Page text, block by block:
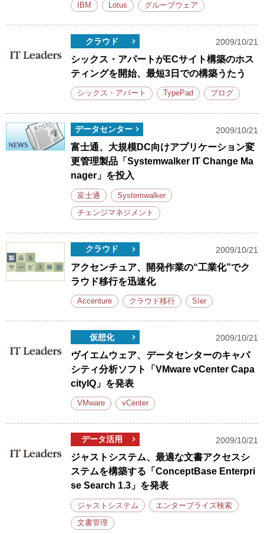
IBM Lotus グループウェア
クラウド 2009/10/21
シックス・アパートがECサイト構築のホス
ティングを開始、最短3日での構築うたう
シックス・アパート TypePad ブログ
データセンター 2009/10/21
富士通、大規模DC向けアプリケーション変
更管理製品「Systemwalker IT Change Ma
nager」を投入
富士通 Systemwalker
チェンジマネジメント
クラウド 2009/10/21
アクセンチュア、開発作業の“工業化”でク
ラウド移行を迅速化
Accenture クラウド移行 SIer
仮想化 2009/10/21
ヴイエムウェア、データセンターのキャパ
シティ分析ソフト「VMware vCenter Capa
cityIQ」を発表
VMware vCenter
データ活用 2009/10/21
ジャストシステム、最適な文書アクセスシ
ステムを構築する「ConceptBase Enterpri
se Search 1.3」を発表
ジャストシステム エンタープライズ検索
文書管理